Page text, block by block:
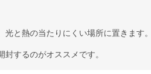
と熱の当たりにくい場所に置きます。
するのがオススメです。